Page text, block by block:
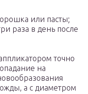
или пасты;
раза в день после
точно
на
а с диаметром